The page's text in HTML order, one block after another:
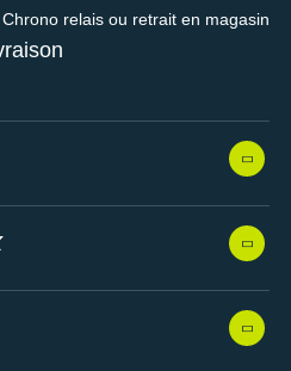
relais ou retrait en magasin